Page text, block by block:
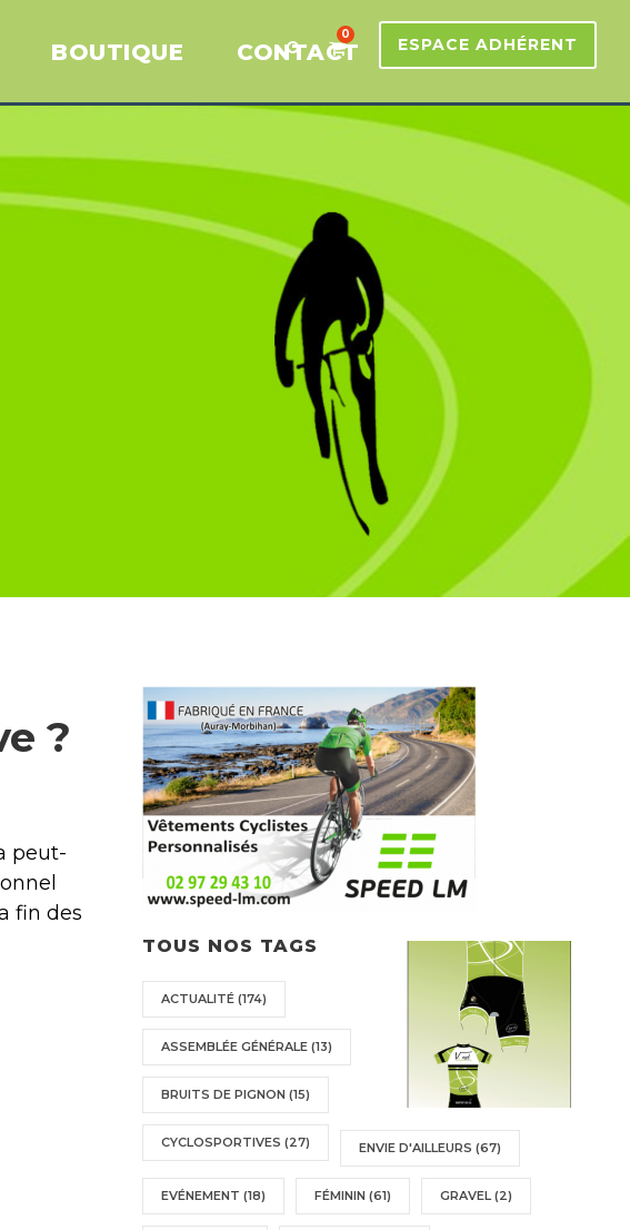
BOUTIQUE CONTACT
0
ESPACE ADHÉRENT
?
peut-
fin des
TOUS NOS TAGS
ACTUALITÉ (174)
ASSEMBLÉE GÉNÉRALE (13)
BRUITS DE PIGNON (15)
CYCLOSPORTIVES (27) ENVIE D'AILLEURS (67)
EVÉNEMENT (18) FÉMININ (61) GRAVEL (2)